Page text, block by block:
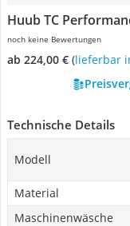
Huub TC
noch keine Bewertungen
ab 224,00 € ( Lieferbar
Technische Details
Modell
Material
Maschinenwäsche